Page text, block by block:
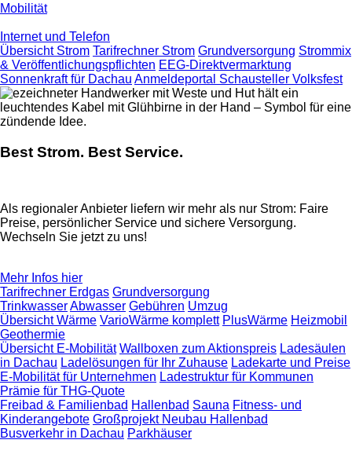
Mobilität
Internet und Telefon
Übersicht Strom Tarifrechner Strom Grundversorgung Strommix
& Veröffentlichungspflichten EEG-Direktvermarktung
Sonnenkraft für Dachau Anmeldeportal Schausteller Volksfest
Best Strom. Best Service.
Als regionaler Anbieter liefern wir mehr als nur Strom: Faire
Preise, persönlicher Service und sichere Versorgung.
Wechseln Sie jetzt zu uns!
Mehr Infos hier
Tarifrechner Erdgas Grundversorgung
TrinkwasserAbwasser Gebühren Umzug
Übersicht Wärme VarioWärme komplett PlusWärme Heizmobil
Geothermie
Übersicht E-Mobilität Wallboxen zum Aktionspreis Ladesäulen
in Dachau Ladelösungen für Ihr Zuhause Ladekarte und Preise
E-Mobilität für Unternehmen Ladestruktur für Kommunen
Prämie für THG-Quote
Freibad & Familienbad Hallenbad Sauna Fitness- und
Kinderangebote Großprojekt Neubau Hallenbad
Busverkehr in Dachau Parkhäuser